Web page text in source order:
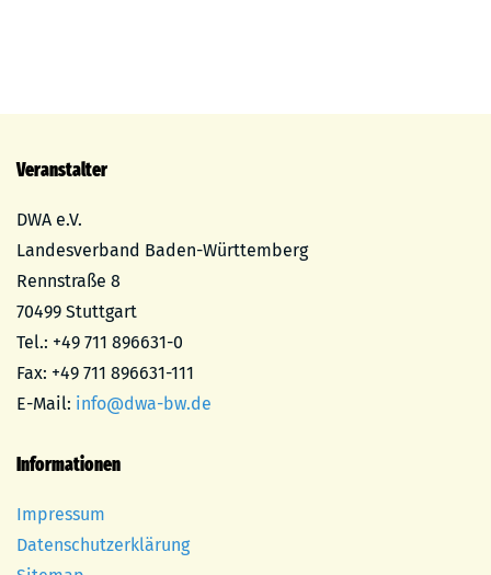
Veranstalter
DWA e.V.
Landesverband Baden-Württemberg
Rennstraße 8
70499 Stuttgart
Tel.: +49 711 896631-0
Fax: +49 711 896631-111
E-Mail: info@dwa-bw.de
Informationen
Impressum
Datenschutzerklärung